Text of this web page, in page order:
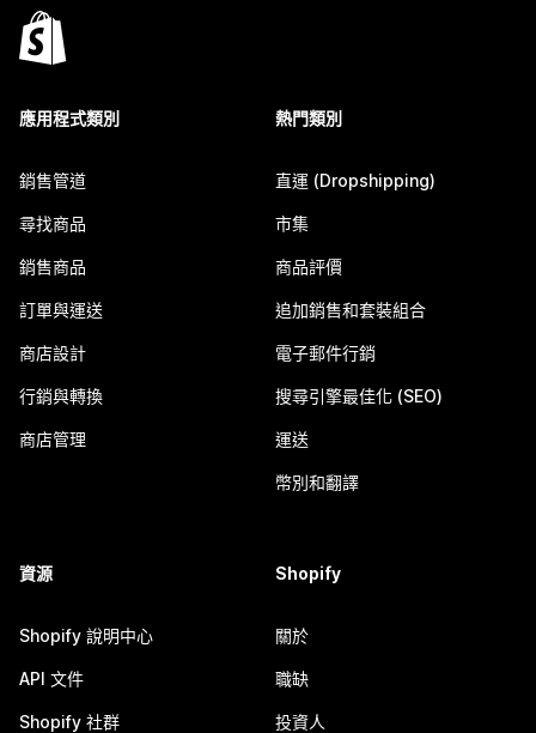
應用程式類別
銷售管道
尋找商品
銷售商品
訂單與運送
商店設計
行銷與轉換
商店管理
熱門類別
直運 (Dropshipping)
市集
商品評價
追加銷售和套裝組合
電子郵件行銷
搜尋引擎最佳化 (SEO)
運送
幣別和翻譯
資源
Shopify 說明中心
API 文件
Shopify 社群
Shopify
關於
職缺
投資人